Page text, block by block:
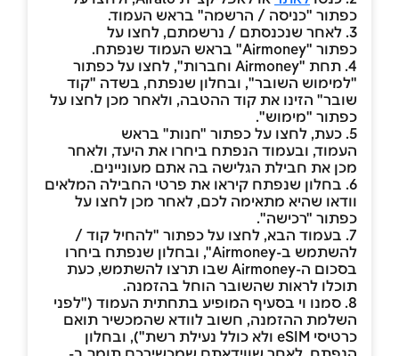
כפתור "כניסה / הרשמה" בראש העמוד.
3. לאחר שנכנסתם / נרשמתם, לחצו על
כפתור "Airmoney" בראש העמוד שנפתח.
4. תחת "Airmoney וחברות", לחצו על כפתור
"למימוש השובר", ובחלון שנפתח, בשדה "קוד
שובר" הזינו את קוד ההטבה, ולאחר מכן לחצו על
כפתור "מימוש".
5. כעת, לחצו על כפתור "חנות" בראש
העמוד, ובעמוד הנפתח ביחרו את היעד, ולאחר
מכן את חבילת הגלישה בה אתם מעוניינים.
6. בחלון שנפתח קיראו את פרטי החבילה המלאים
וודאו שהיא מתאימה לכם, לאחר מכן לחצו על
כפתור "רכישה".
7. בעמוד הבא, לחצו על כפתור "להחיל קוד /
להשתמש ב-Airmoney", ובחלון שנפתח ביחרו
בסכום ה-Airmoney שבו תרצו להשתמש, כעת
תוכלו לראות שהשובר הוחל בהזמנה.
8. סמנו וי בסעיף המופיע בתחתית העמוד ("לפני
השלמת ההזמנה, חשוב לוודא שהמכשיר תואם
כרטיסי eSIM ולא כולל נעילת רשת"), ובחלון